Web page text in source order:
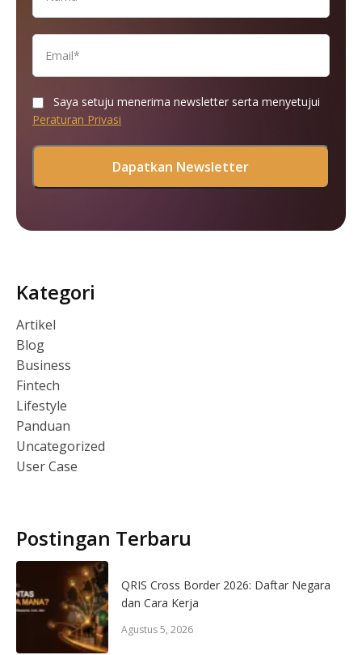
Saya setuju menerima newsletter serta menyetujui
Peraturan Privasi
Kategori
Artikel
Blog
Business
Fintech
Lifestyle
Panduan
Uncategorized
User Case
Postingan Terbaru
QRIS Cross Border 2026: Daftar Negara
dan Cara Kerja
Agustus 5, 2026